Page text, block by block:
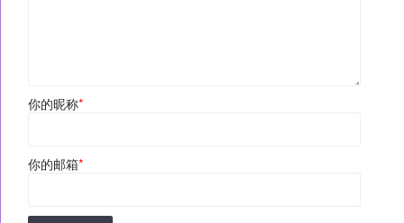
你的昵称*
你的邮箱*